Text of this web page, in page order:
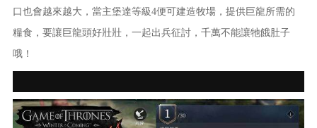
口也會越來越大，當主堡達等級4便可建造牧場，提供巨龍所需的
糧食，要讓巨龍頭好壯壯，一起出兵征討，千萬不能讓牠餓肚子
哦！